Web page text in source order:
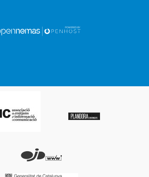
Dos investigadors del Centre de
Recerques 'Mascançà' confirmen
l’autoria d’una obra de la Biblioteca
Nacional de França